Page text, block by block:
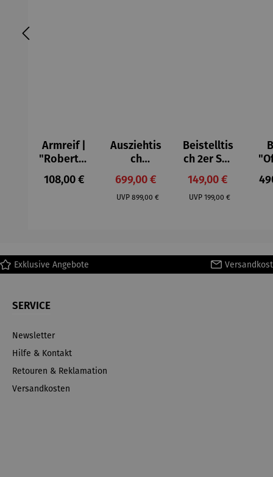
Armreif |
"Roberta"
– Anna
Mütz
Regulärer Preis:
108,00 €
Ausziehtis
ch
Aluminium
– Valor
Verkaufspreis:
699,00 €
UVP Regulärer Preis:
899,00 €
Beistelltis
ch 2er Set
– Dalias
Verkaufspreis:
149,00 €
UVP Regulärer Preis:
199,00 €
Exklusive Angebote
SERVICE
Newsletter
Hilfe & Kontakt
Retouren & Reklamation
Versandkosten